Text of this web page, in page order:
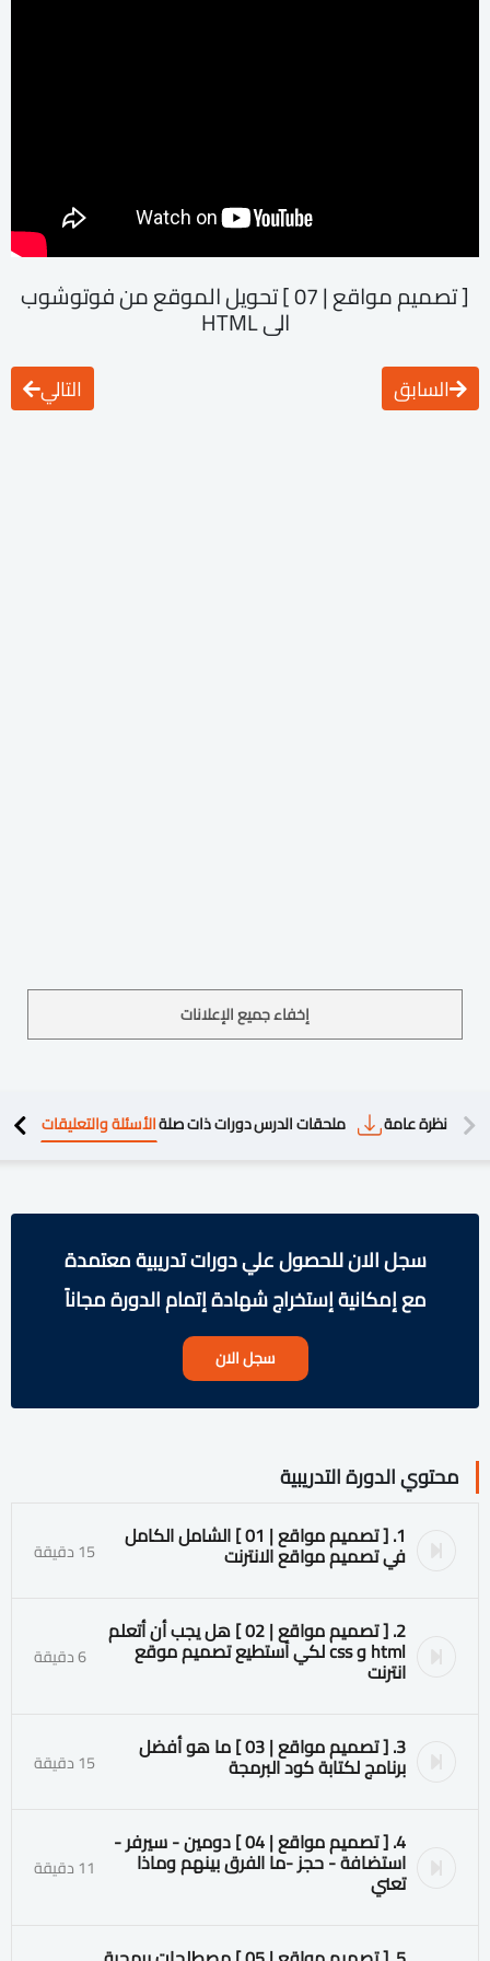
[ تصميم مواقع | 07 ] تحويل الموقع من فوتوشوب
الى HTML
السابق التالي
إخفاء جميع الإعلانات
نظرة عامة ملحقات الدرسدورات ذات صلةالأسئلة والتعليقات
سجل الان للحصول علي دورات تدريبية معتمدة
مع إمكانية إستخراج شهادة إتمام الدورة مجاناً
سجل الان
محتوي الدورة التدريبية
1. [ تصميم مواقع | 01 ] الشامل الكامل
في تصميم مواقع الانترنت 15 دقيقة
2. [ تصميم مواقع | 02 ] هل يجب أن أتعلم
html و css لكي أستطيع تصميم موقع
انترنت 6 دقيقة
3. [ تصميم مواقع | 03 ] ما هو أفضل
برنامج لكتابة كود البرمجة 15 دقيقة
4. [ تصميم مواقع | 04 ] دومين - سيرفر -
استضافة - حجز -ما الفرق بينهم وماذا
تعني 11 دقيقة